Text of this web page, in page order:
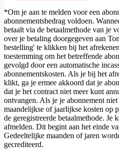
*Om je aan te melden voor een
abonnementsbedrag voldoen.
betaalt via de betaalmethode van je
over je betaling doorgegeven aan
bestelling' te klikken bij het
toestemming om het betreffende
gevolgd door een automatische
abonnementskosten. Als je bij het
klikt, ga je ermee akkoord dat je
dat je het contract niet meer kunt
ontvangen. Als je je abonnement
maandelijkse of jaarlijkse kosten op
de geregistreerde betaalmethode. Je
afmelden. Dit begint aan het einde
Gedeeltelijke maanden of jaren
gecrediteerd.